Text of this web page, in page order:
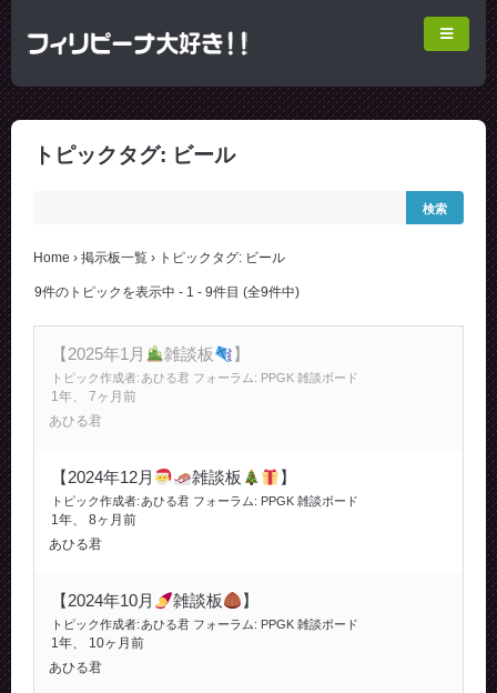
トピックタグ: ビール
Home › 掲示板一覧 › トピックタグ: ビール
9件のトピックを表示中 - 1 - 9件目 (全9件中)
【2025年1月 雑談板 】
トピック作成者:あひる君 フォーラム: PPGK 雑談ボード
1年、 7ヶ月前
あひる君
【2024年12月 雑談板 】
トピック作成者:あひる君 フォーラム: PPGK 雑談ボード
1年、 8ヶ月前
あひる君
【2024年10月 雑談板 】
トピック作成者:あひる君 フォーラム: PPGK 雑談ボード
1年、 10ヶ月前
あひる君